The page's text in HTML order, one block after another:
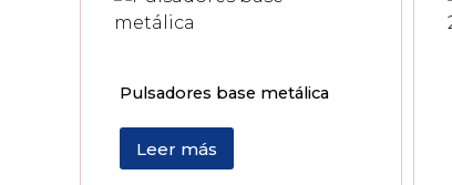
Pulsadores base metálica
Leer más